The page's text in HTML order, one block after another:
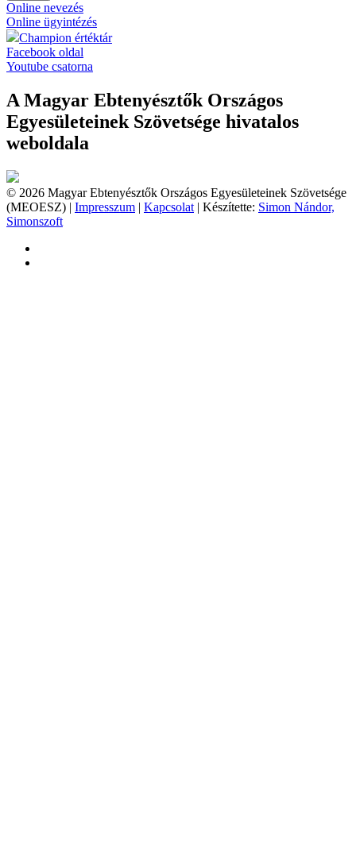
Online nevezés
Online ügyintézés
Champion értéktár
Facebook oldal
Youtube csatorna
A Magyar Ebtenyésztők Országos
Egyesületeinek Szövetsége hivatalos
weboldala
© 2026 Magyar Ebtenyésztők Országos Egyesületeinek Szövetsége
(MEOESZ) | Impresszum | Kapcsolat | Készítette: Simon Nándor,
Simonszoft